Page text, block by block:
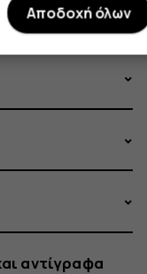
αντίγραφα
Αποδοχή όλων